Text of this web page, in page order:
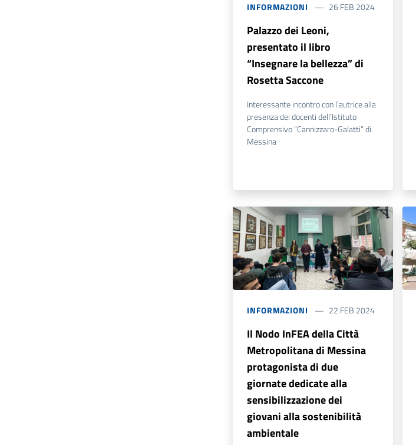
INFORMAZIONI 26 FEB 2024
Palazzo dei Leoni,
presentato il libro
“Insegnare la bellezza” di
Rosetta Saccone
Interessante incontro con l’autrice alla
presenza dei docenti dell’Istituto
Comprensivo “Cannizzaro-Galatti” di
Messina
INFORMAZIONI 22 FEB 2024
Il Nodo InFEA della Città
Metropolitana di Messina
protagonista di due
giornate dedicate alla
sensibilizzazione dei
giovani alla sostenibilità
ambientale